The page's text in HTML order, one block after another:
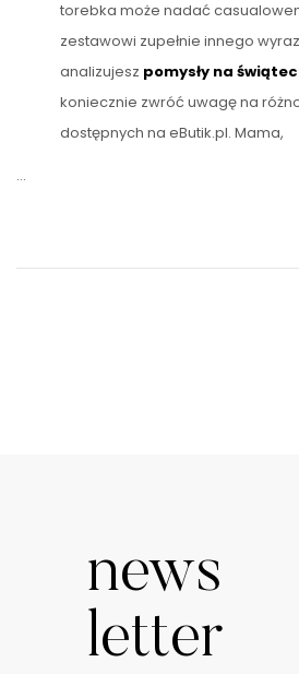
torebka może nadać
zestawowi zupełnie innego
analizujesz pomysły na
koniecznie zwróć uwagę na
dostępnych na eButik.pl. Mama,
…
news
letter